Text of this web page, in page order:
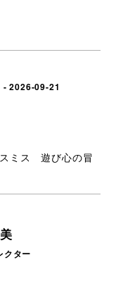
2026-09-21
ミス 遊び心の冒
クター